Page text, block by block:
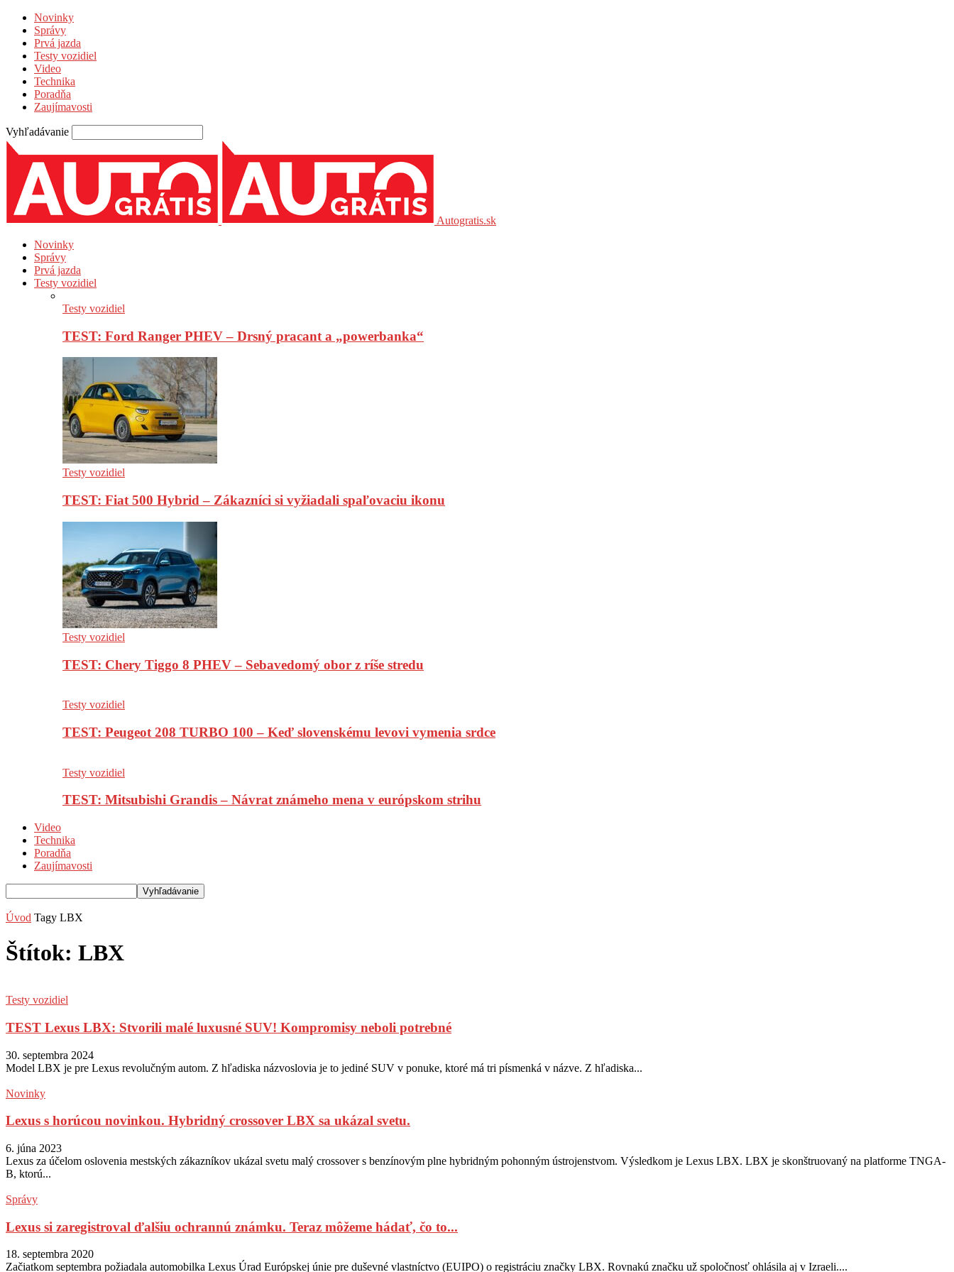
Novinky
Správy
Prvá jazda
Testy vozidiel
Video
Technika
Poradňa
Zaujímavosti
Vyhľadávanie
Autogratis.sk
Novinky
Správy
Prvá jazda
Testy vozidiel
Testy vozidiel
TEST: Ford Ranger PHEV – Drsný pracant a „powerbanka“
Testy vozidiel
TEST: Fiat 500 Hybrid – Zákazníci si vyžiadali spaľovaciu ikonu
Testy vozidiel
TEST: Chery Tiggo 8 PHEV – Sebavedomý obor z ríše stredu
Testy vozidiel
TEST: Peugeot 208 TURBO 100 – Keď slovenskému levovi vymenia srdce
Testy vozidiel
TEST: Mitsubishi Grandis – Návrat známeho mena v európskom strihu
Video
Technika
Poradňa
Zaujímavosti
Úvod Tagy LBX
Štítok: LBX
Testy vozidiel
TEST Lexus LBX: Stvorili malé luxusné SUV! Kompromisy neboli potrebné
30. septembra 2024
Model LBX je pre Lexus revolučným autom. Z hľadiska názvoslovia je to jediné SUV v ponuke, ktoré má tri písmenká v názve. Z hľadiska...
Novinky
Lexus s horúcou novinkou. Hybridný crossover LBX sa ukázal svetu.
6. júna 2023
Lexus za účelom oslovenia mestských zákazníkov ukázal svetu malý crossover s benzínovým plne hybridným pohonným ústrojenstvom. Výsledkom je Lexus LBX. LBX je skonštruovaný na platforme TNGA-
B, ktorú...
Správy
Lexus si zaregistroval ďalšiu ochrannú známku. Teraz môžeme hádať, čo to...
18. septembra 2020
Začiatkom septembra požiadala automobilka Lexus Úrad Európskej únie pre duševné vlastníctvo (EUIPO) o registráciu značky LBX. Rovnakú značku už spoločnosť ohlásila aj v Izraeli....